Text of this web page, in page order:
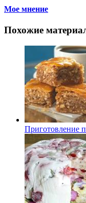
Мое мнение
Похожие
Приготовление